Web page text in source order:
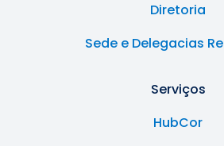
Diretoria
Sede e Delegacias
Serviços
HubCor